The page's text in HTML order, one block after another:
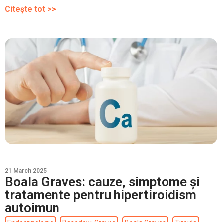
Citește tot >>
21 March 2025
Boala Graves: cauze, simptome și
tratamente pentru hipertiroidism
autoimun